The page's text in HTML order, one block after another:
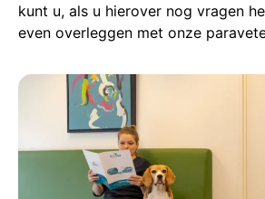
kunt u, als u hierover nog vragen
even overleggen met onze